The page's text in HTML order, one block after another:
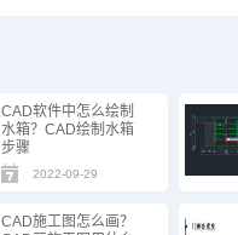
CAD软件中怎么绘制
水箱？CAD绘制水箱
步骤
2022-09-29
CAD施工图怎么画？